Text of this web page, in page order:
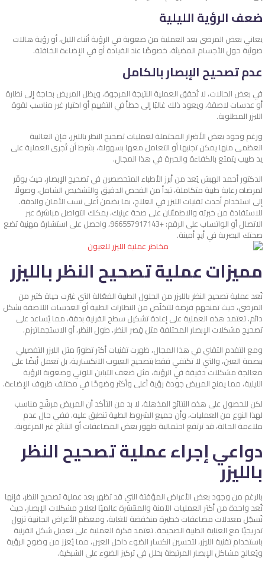
ضعف الرؤية الليلية
يعاني بعض المرضى بعد العملية من صعوبة في الرؤية أثناء الليل، أو رؤية هالات
ضوئية حول الأجسام المضيئة، خصوصًا عند القيادة أو في الإضاءة الخافتة.
عدم تصحيح الإبصار بالكامل
في بعض الحالات، لا تُحقق العملية النتيجة المرجوة، ويظل المريض بحاجة إلى نظارة
أو عدسات لاصقة، ويعود ذلك غالبًا إلى خطأ في التقييم أو اختيار غير مناسب لقوة
الليزر المطلوبة.
ورغم وجود بعض الأضرار المحتملة لعمليات تصحيح النظر بالليزر، فإن الغالبية
العظمى منها يمكن تجنبها أو التعامل معها بسهولة، بشرط أن تُجرى العملية على
يد طبيب يتمتع بالكفاءة والخبرة في هذا المجال.
الدكتور أحمد الهبش يُعد من أبرز الأطباء المتخصصين في تصحيح الإبصار، حيث يوفّر
لمرضاه رعاية طبية متكاملة، تبدأ من الفحص الدقيق والتشخيص الشامل، وصولًا
إلى استخدام أحدث تقنيات الليزر في العلاج، بما يضمن أعلى نسب الأمان والدقة.
للاستفادة من خبرته والاطمئنان على صحة عينيك، يمكنك التواصل مباشرة عبر
الاتصال أو الواتساب على الرقم: +966557917143، واحصل على استشارة مهنية تضع
صحتك البصرية في أيدٍ أمينة.
مميزات عملية تصحيح النظر بالليزر
تُعد عملية تصحيح النظر بالليزر من الحلول الطبية الفعّالة التي غيّرت حياة كثير من
المرضى، حيث تمنحهم فرصة للتخلّص من النظارات الطبية أو العدسات اللاصقة بشكل
دائم. تعتمد هذه العملية على إعادة تشكيل سطح القرنية بدقة، مما يُساعد على
تصحيح مشكلات الإبصار المختلفة مثل قِصر النظر، طول النظر، أو الاستجماتيزم.
ومع التقدم التقني في هذا المجال، ظهرت تقنيات أكثر تطورًا مثل الليزر التفصيلي
ببصمة العين، والتي لا تكتفي فقط بتصحيح العيوب الانكسارية، بل تعمل أيضًا على
معالجة مشكلات دقيقة في الرؤية، مثل ضعف التباين اللوني وصعوبة الرؤية
الليلية، مما يمنح المريض جودة رؤية أعلى وأكثر وضوحًا في مختلف ظروف الإضاءة.
لكن للحصول على هذه النتائج المذهلة، لا بد من التأكد أن المريض مرشّح مناسب
لهذا النوع من العمليات، وأن جميع الشروط الطبية تنطبق عليه. ففي حال عدم
ملاءمة الحالة، قد ترتفع احتمالية ظهور بعض المضاعفات أو النتائج غير المرغوبة.
دواعي إجراء عملية تصحيح النظر
بالليزر
بالرغم من وجود بعض الأعراض المؤقتة التي قد تظهر بعد عملية تصحيح النظر، فإنها
تُعد واحدة من أكثر العمليات الآمنة والمنتشرة عالميًا لعلاج مشكلات الإبصار، حيث
تُسجّل معدلات مضاعفات خطيرة منخفضة للغاية، ومعظم الأعراض الجانبية تزول
تدريجيًا مع العناية الطبية الصحيحة.تعتمد فكرة العملية على تعديل شكل القرنية
باستخدام تقنية الليزر، لتحسين انكسار الضوء داخل العين، مما يُعزز من وضوح الرؤية
ويُعالج مشاكل الإبصار المرتبطة بخلل في تركيز الضوء على الشبكية.